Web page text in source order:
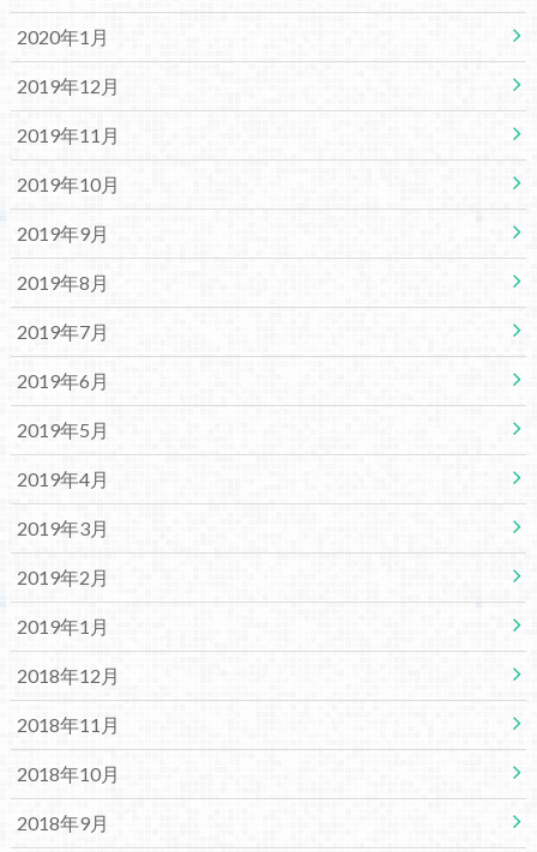
2020年1月
2019年12月
2019年11月
2019年10月
2019年9月
2019年8月
2019年7月
2019年6月
2019年5月
2019年4月
2019年3月
2019年2月
2019年1月
2018年12月
2018年11月
2018年10月
2018年9月